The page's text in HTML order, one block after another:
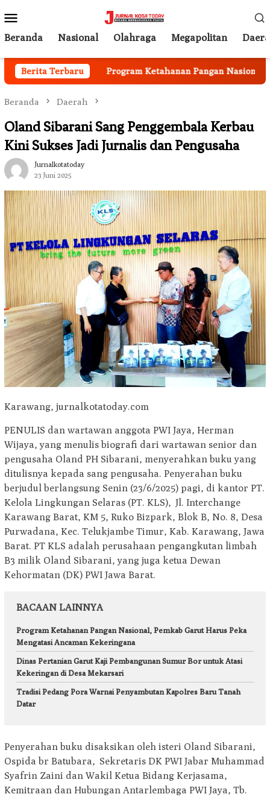
ke
kontenMobile
Beranda Nasional Olahraga Megapolitan
Berita Terbaru
Berjalan Program Ketahanan Pangan Nasional,
Beranda Daerah
Oland Sibarani Sang Penggembala Kerbau
Kini Sukses Jadi Jurnalis dan Pengusaha
Jurnalkotatoday
23 Juni 2025
Karawang, jurnalkotatoday.com
PENULIS dan wartawan anggota PWI Jaya, Herman
Wijaya, yang menulis biografi dari wartawan senior dan
pengusaha Oland PH Sibarani, menyerahkan buku yang
ditulisnya kepada sang pengusaha. Penyerahan buku
berjudul berlangsung Senin (23/6/2025) pagi, di kantor PT.
Kelola Lingkungan Selaras (PT. KLS), Jl. Interchange
Karawang Barat, KM 5, Ruko Bizpark, Blok B, No. 8, Desa
Purwadana, Kec. Telukjambe Timur, Kab. Karawang, Jawa
Barat. PT KLS adalah perusahaan pengangkutan limbah
B3 milik Oland Sibarani, yang juga ketua Dewan
Kehormatan (DK) PWI Jawa Barat.
BACAAN LAINNYA
Program Ketahanan Pangan Nasional, Pemkab Garut Harus Peka
Mengatasi Ancaman Kekeringana
Dinas Pertanian Garut Kaji Pembangunan Sumur Bor untuk Atasi
Kekeringan di Desa Mekarsari
Tradisi Pedang Pora Warnai Penyambutan Kapolres Baru Tanah
Datar
Penyerahan buku disaksikan oleh isteri Oland Sibarani,
Ospida br Batubara, Sekretaris DK PWI Jabar Muhammad
Syafrin Zaini dan Wakil Ketua Bidang Kerjasama,
Kemitraan dan Hubungan Antarlembaga PWI Jaya, Tb.